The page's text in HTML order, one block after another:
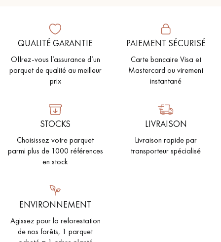
QUALITÉ GARANTIE
Offrez-vous l’assurance d’un
parquet de qualité au meilleur
prix
PAIEMENT SÉCURISÉ
Carte bancaire Visa et
Mastercard ou virement
instantané
STOCKS
Choisissez votre parquet
parmi plus de 1000 références
en stock
LIVRAISON
Livraison rapide par
transporteur spécialisé
ENVIRONNEMENT
Agissez pour la reforestation
de nos forêts, 1 parquet